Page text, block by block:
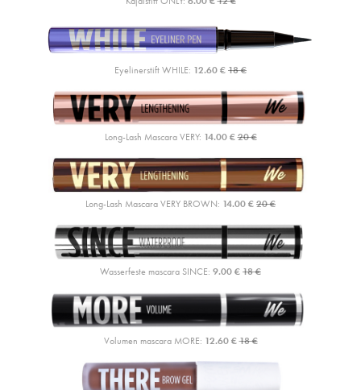
Eyelinerstift WHILE: 12.60 €18 €
Long-Lash Mascara VERY: 14.00 €20 €
Long-Lash Mascara VERY BROWN: 14.00 €20 €
Wasserfeste mascara SINCE: 9.00 €18 €
Volumen mascara MORE: 12.60 €18 €